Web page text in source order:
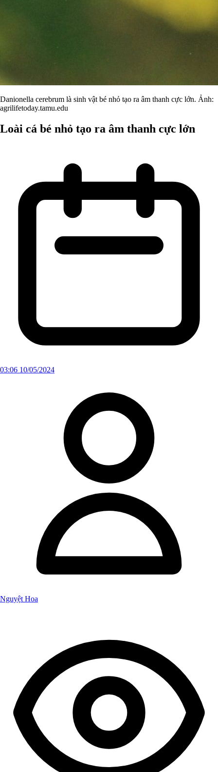
Danionella cerebrum là sinh vật bé nhỏ tạo ra âm thanh cực lớn. Ảnh:
agrilifetoday.tamu.edu
Loài cá bé nhỏ tạo ra âm thanh cực lớn
03:06 10/05/2024
Nguyệt Hoa